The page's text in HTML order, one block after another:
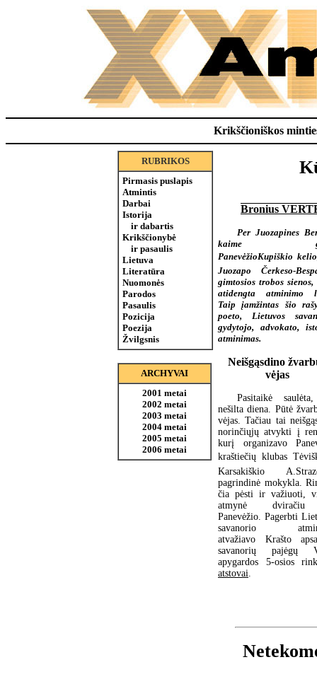
Krikščioniškos
RUBRIKOS
Pirmasis puslapis
Atmintis
Darbai
Istorija
ir dabartis
Krikščionybė
ir pasaulis
Lietuva
Literatūra
Nuomonės
Parodos
Pasaulis
Pozicija
Poezija
Žvilgsnis
ARCHYVAI
2001 metai
2002 metai
2003 metai
2004 metai
2005 metai
2006 metai
Bronius
Per Juozapines
kaime
PanevėžioKupiškio
Juozapo Čerkeso-
gimtosios trobos sienos,
atidengta atminimo
Taip įamžintas šio
poeto, Lietuvos
gydytojo, advokato,
atminimas.
Neišgąsdino
vėjas
Pasitaikė
nešilta diena. Pūtė
vėjas. Tačiau tai
norinčiųjų atvykti į
kurį organizavo
kraštiečių klubas
Karsakiškio
pagrindinė mokykla.
čia pėsti ir važiuoti,
atmynė
Panevėžio. Pagerbti
savanorio
atvažiavo Krašto
savanorių pajėgų
apygardos 5-osios
atstovai